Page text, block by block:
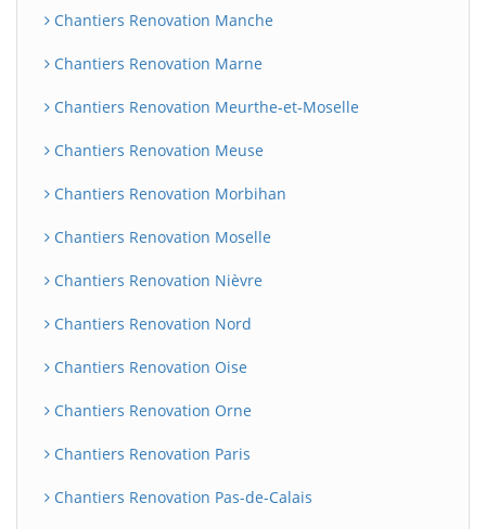
Chantiers Renovation Manche
Chantiers Renovation Marne
Chantiers Renovation Meurthe-et-Moselle
Chantiers Renovation Meuse
Chantiers Renovation Morbihan
Chantiers Renovation Moselle
Chantiers Renovation Nièvre
Chantiers Renovation Nord
Chantiers Renovation Oise
Chantiers Renovation Orne
Chantiers Renovation Paris
Chantiers Renovation Pas-de-Calais